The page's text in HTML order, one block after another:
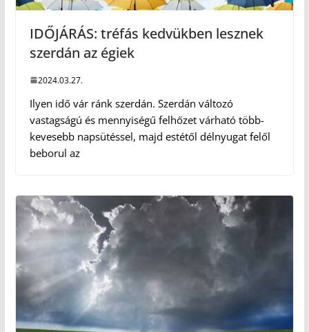
IDŐJÁRÁS: tréfás kedvükben lesznek
szerdán az égiek
2024.03.27.
Ilyen idő vár ránk szerdán. Szerdán változó
vastagságú és mennyiségű felhőzet várható több-
kevesebb napsütéssel, majd estétől délnyugat felől
beborul az